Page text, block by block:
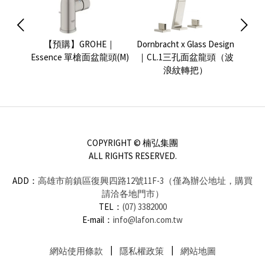
【預購】GROHE｜
Essence 單槍面盆龍頭(M)
Dornbracht x Glass Design
｜CL.1三孔面盆龍頭（波
浪紋轉把）
COPYRIGHT © 楠弘集團
ALL RIGHTS RESERVED.
ADD： 高雄市前鎮區復興四路12號11F-3（僅為辦公地址，購買
請洽各地門市）
TEL： (07) 3382000
E-mail： info@lafon.com.tw
網站使用條款 隱私權政策 網站地圖